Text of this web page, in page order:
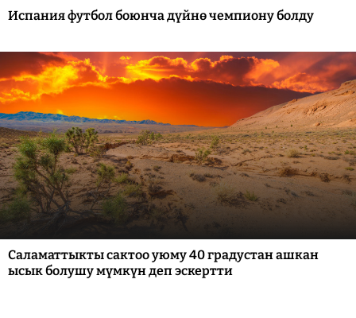
Испания футбол боюнча дүйнө чемпиону болду
Саламаттыкты сактоо уюму 40 градустан ашкан
ысык болушу мүмкүн деп эскертти